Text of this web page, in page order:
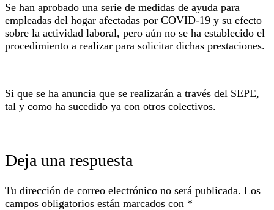
Se han aprobado una serie de medidas de ayuda para
empleadas del hogar afectadas por COVID-19 y su efecto
sobre la actividad laboral, pero aún no se ha establecido el
procedimiento a realizar para solicitar dichas prestaciones.
Si que se ha anuncia que se realizarán a través del SEPE,
tal y como ha sucedido ya con otros colectivos.
Deja una respuesta
Tu dirección de correo electrónico no será publicada. Los
campos obligatorios están marcados con *